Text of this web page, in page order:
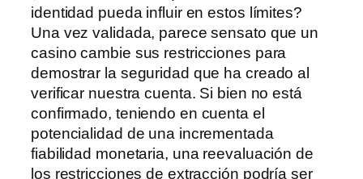
identidad pueda influir en estos límites?
Una vez validada, parece sensato que un
casino cambie sus restricciones para
demostrar la seguridad que ha creado al
verificar nuestra cuenta. Si bien no está
confirmado, teniendo en cuenta el
potencialidad de una incrementada
fiabilidad monetaria, una reevaluación de
los restricciones de extracción podría ser